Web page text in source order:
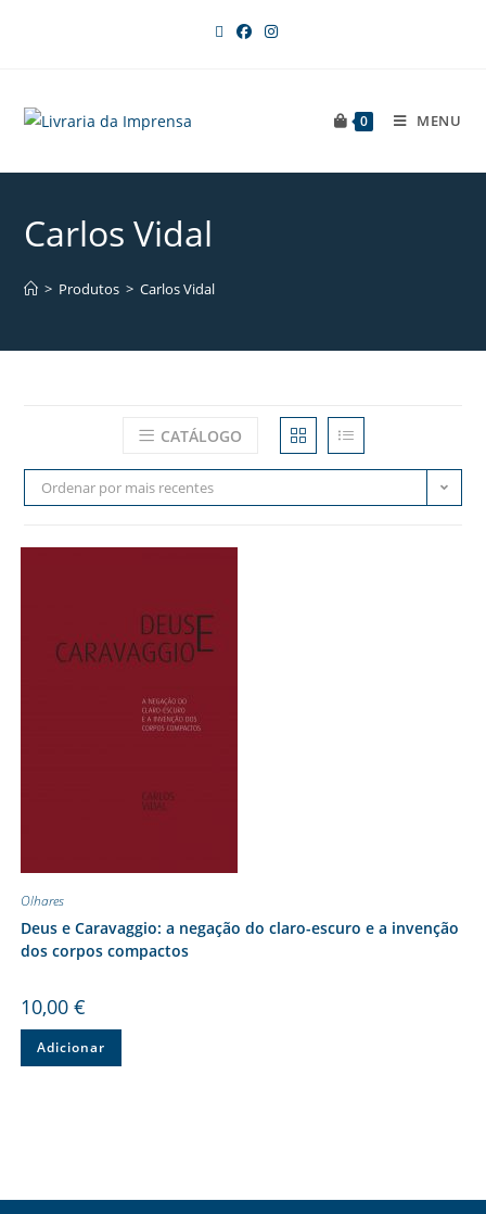
0 MENU
Carlos Vidal
> Produtos > Carlos Vidal
CATÁLOGO
Ordenar por mais recentes
Olhares
Deus e Caravaggio: a negação do claro-escuro e a invenção
dos corpos compactos
10,00 €
Adicionar